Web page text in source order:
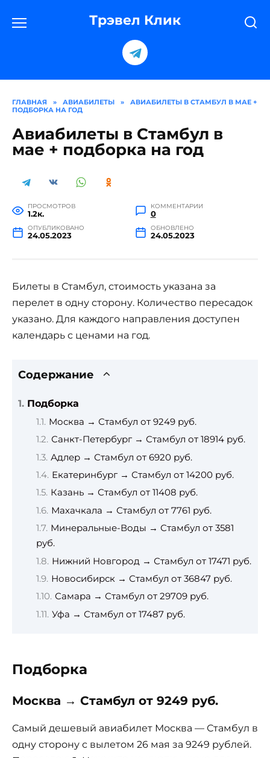
содержанию
Трэвел Клик
ГЛАВНАЯ » АВИАБИЛЕТЫ »
АВИАБИЛЕТЫ В СТАМБУЛ В МАЕ +
ПОДБОРКА НА ГОД
Авиабилеты в Стамбул в
мае + подборка на год
ПРОСМОТРОВ
1.2к.
КОММЕНТАРИИ
0
ОПУБЛИКОВАНО
24.05.2023
ОБНОВЛЕНО
24.05.2023
Билеты в Стамбул, стоимость указана за
перелет в одну сторону. Количество пересадок
указано. Для каждого направления доступен
календарь с ценами на год.
Содержание
Подборка
Москва → Стамбул от 9249 руб.
Санкт-Петербург → Стамбул от 18914 руб.
Адлер → Стамбул от 6920 руб.
Екатеринбург → Стамбул от 14200 руб.
Казань → Стамбул от 11408 руб.
Махачкала → Стамбул от 7761 руб.
Минеральные-Воды → Стамбул от 3581
руб.
Нижний Новгород → Стамбул от 17471 руб.
Новосибирск → Стамбул от 36847 руб.
Самара → Стамбул от 29709 руб.
Уфа → Стамбул от 17487 руб.
Подборка
Москва → Стамбул от 9249 руб.
Самый дешевый авиабилет Москва — Стамбул в
одну сторону с вылетом 26 мая за 9249 рублей.